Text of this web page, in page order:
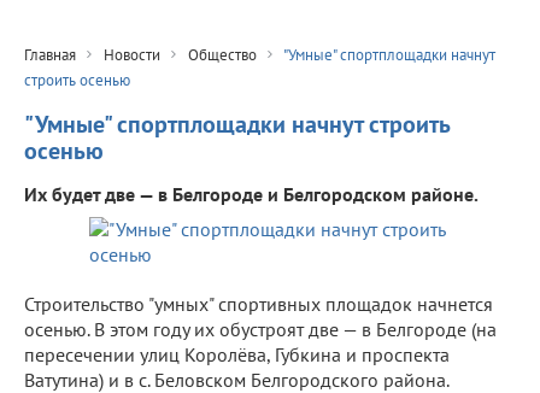
Главная Новости Общество
"Умные" спортплощадки начнут
строить осенью
"Умные" спортплощадки начнут строить
осенью
Их будет две — в Белгороде и Белгородском районе.
Строительство "умных" спортивных площадок начнется
осенью. В этом году их обустроят две — в Белгороде (на
пересечении улиц Королёва, Губкина и проспекта
Ватутина) и в с. Беловском Белгородского района.